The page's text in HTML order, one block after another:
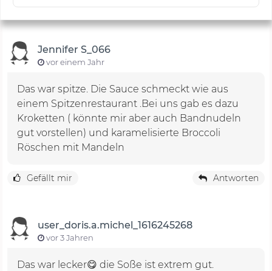
Jennifer S_066
vor einem Jahr
Das war spitze. Die Sauce schmeckt wie aus
einem Spitzenrestaurant .Bei uns gab es dazu
Kroketten ( könnte mir aber auch Bandnudeln
gut vorstellen) und karamelisierte Broccoli
Röschen mit Mandeln
Gefällt mir Antworten
user_doris.a.michel_1616245268
vor 3 Jahren
Das war lecker😋 die Soße ist extrem gut.